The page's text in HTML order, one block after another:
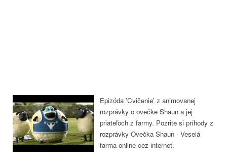
Epizóda 'Cvičenie' z animovanej
rozprávky o ovečke Shaun a jej
priateľoch z farmy. Pozrite si príhody z
rozprávky Ovečka Shaun - Veselá
farma online cez internet.